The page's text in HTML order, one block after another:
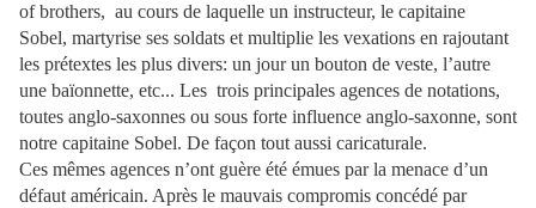
of brothers, au cours de laquelle un instructeur, le capitaine
Sobel, martyrise ses soldats et multiplie les vexations en rajoutant
les prétextes les plus divers: un jour un bouton de veste, l’autre
une baïonnette, etc... Les trois principales agences de notations,
toutes anglo-saxonnes ou sous forte influence anglo-saxonne, sont
notre capitaine Sobel. De façon tout aussi caricaturale.
Ces mêmes agences n’ont guère été émues par la menace d’un
défaut américain. Après le mauvais compromis concédé par